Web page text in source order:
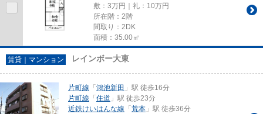
敷：3万円｜礼：10万円
所在階：2階
間取り：2DK
面積：35.00㎡
賃貸｜マンション レインボー大東
片町線 「 鴻池新田 」駅 徒歩16分
片町線 「 住道 」駅 徒歩23分
近鉄けいはんな線 「 荒本 」駅 徒歩36分